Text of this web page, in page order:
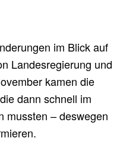
im Blick auf
Landesregierung und
kamen die
dann schnell im
mussten – deswegen